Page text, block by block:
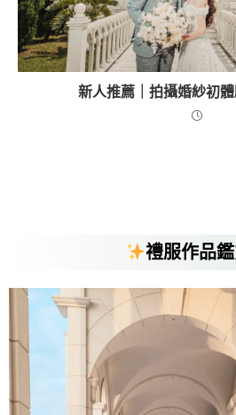
新人推薦｜拍攝婚紗初
禮服作品